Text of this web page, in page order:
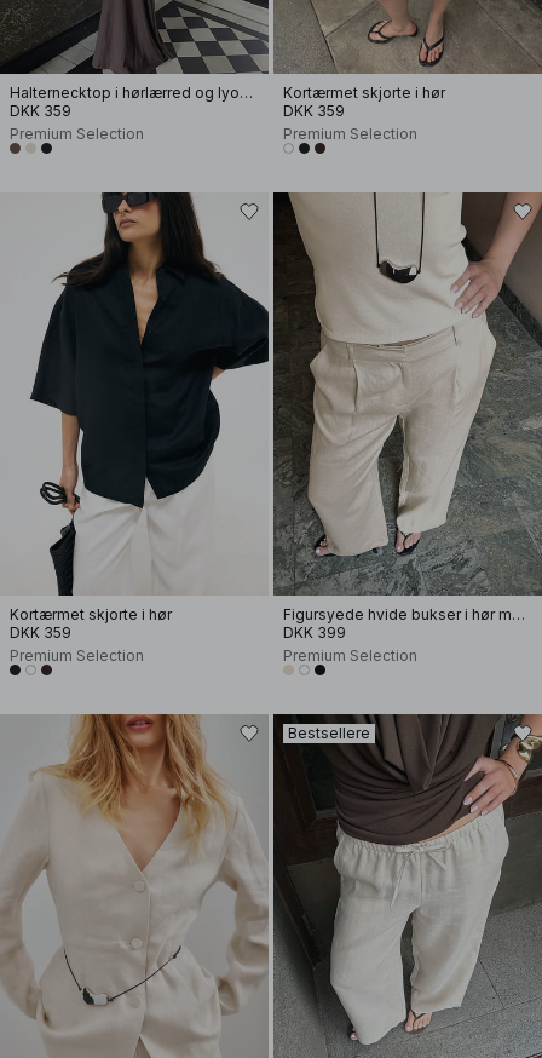
Halternecktop i hørlærred og lyocellblanding
DKK 359
Premium Selection
Kortærmet skjorte i hør
DKK 359
Premium Selection
Kortærmet skjorte i hør
DKK 359
Premium Selection
Figursyede hvide bukser i hør med vide ben
DKK 399
Premium Selection
Bestsellere